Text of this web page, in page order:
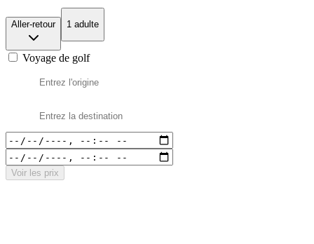
Aller-retour 1 adulte
Voyage de golf
Voir les prix